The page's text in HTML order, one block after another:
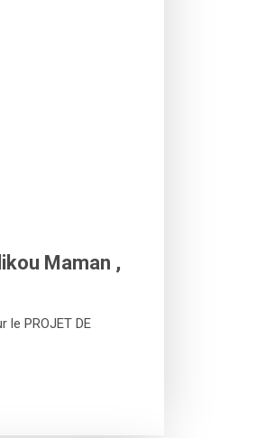
Maman ,
le PROJET DE